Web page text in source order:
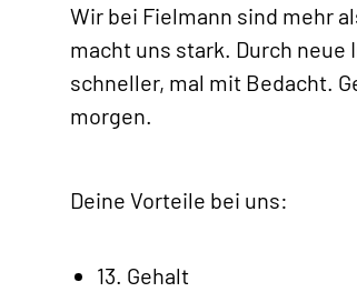
Wir bei Fielmann sind mehr
macht uns stark. Durch neue
schneller, mal mit Bedacht.
morgen.
Deine Vorteile bei uns:
13. Gehalt